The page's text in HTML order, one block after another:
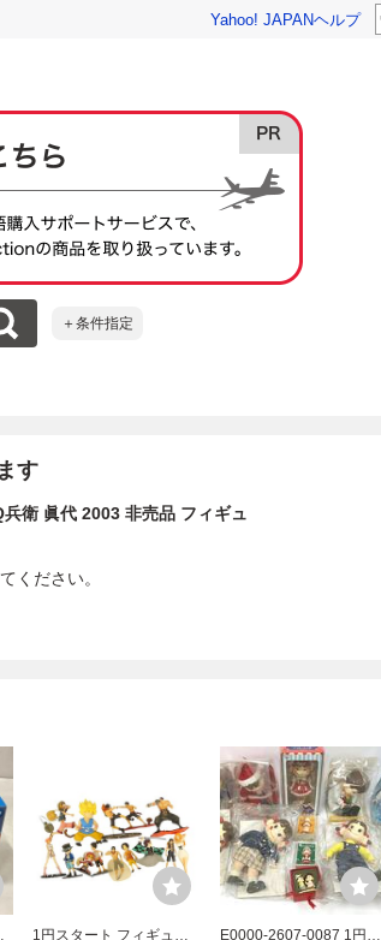
Yahoo! JAPANヘルプ
＋条件指定
す
衛 眞代 2003 非売品 フィギュ
ください。
1円スタート フィギュア
E0000-2607-0087 1円出